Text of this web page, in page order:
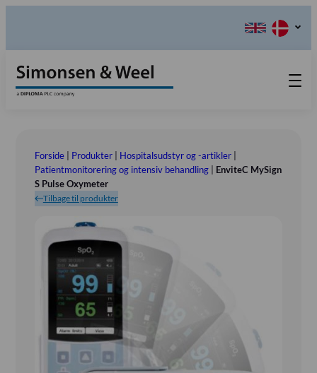
Retur-, Reklamations- og
Reparationsformular
Kontakt os
Send ordination
Vores Værdier
Bestyrelsen
Udstillinger
Showroom
Referensinstallation
Vision, Mission, Miljø og Kvalitet
Kliniske diætister
Tlf.: (+45) 70 25 56 10
Forside| Produkter| Hospitalsudstyr og -artikler|
Patientmonitorering og intensiv behandling| EnviteC MySign
S Pulse Oxymeter
Tilbage til produkter